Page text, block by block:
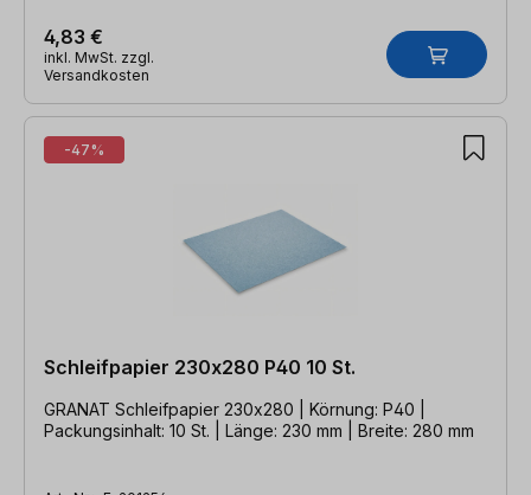
4,83 €
inkl. MwSt. zzgl.
Versandkosten
-47%
Schleifpapier 230x280 P40 10 St.
GRANAT Schleifpapier 230x280 | Körnung: P40 |
Packungsinhalt: 10 St. | Länge: 230 mm | Breite: 280 mm